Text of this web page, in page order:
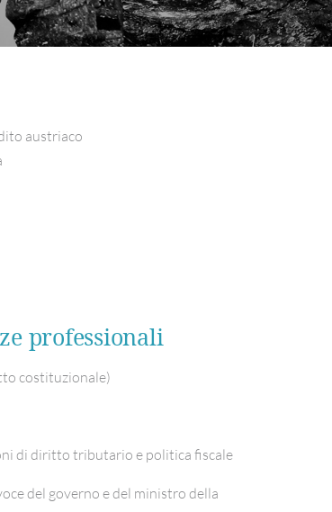
austriaco
professionali
costituzionale)
di diritto tributario e politica fiscale
del governo e del ministro della